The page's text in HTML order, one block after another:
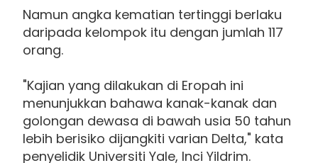
Namun angka kematian tertinggi berlaku
daripada kelompok itu dengan jumlah 117
orang.
"Kajian yang dilakukan di Eropah ini
menunjukkan bahawa kanak-kanak dan
golongan dewasa di bawah usia 50 tahun
lebih berisiko dijangkiti varian Delta," kata
penyelidik Universiti Yale, Inci Yildrim.